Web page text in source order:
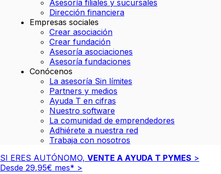
Asesoría filiales y sucursales
Dirección financiera
Empresas sociales
Crear asociación
Crear fundación
Asesoría asociaciones
Asesoría fundaciones
Conócenos
La asesoría Sin límites
Partners y medios
Ayuda T en cifras
Nuestro software
La comunidad de emprendedores
Adhiérete a nuestra red
Trabaja con nosotros
SI ERES AUTÓNOMO, VENTE A AYUDA T PYMES >
Desde 29,95€ mes* >